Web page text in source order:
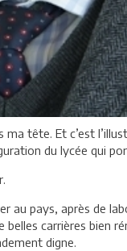
tête. Et c’est
du lycée qui
pays, après de
carrières bien
digne.